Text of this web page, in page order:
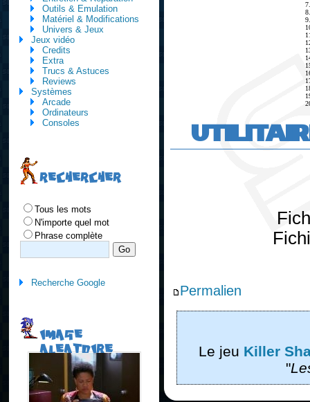
Permalien
Le jeu Killer
"
Outils & Emulation
Matériel & Modifications
Univers & Jeux
Jeux vidéo
Credits
Extra
Trucs & Astuces
Reviews
Systèmes
Arcade
Ordinateurs
Consoles
RECHERCHER
Tous les mots
N'importe quel mot
Phrase complète
Recherche Google
IMAGE
ALEATOIRE